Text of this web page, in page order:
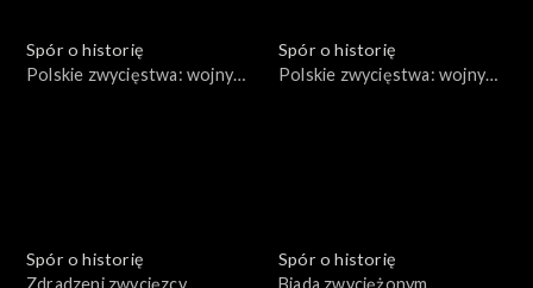
Spór o historię
Polskie zwycięstwa: wojny
Spór o historię
Polskie zwycięstwa: wojny
Spór o historię
Zdradzeni zwycięzcy
Spór o historię
Biada zwyciężonym